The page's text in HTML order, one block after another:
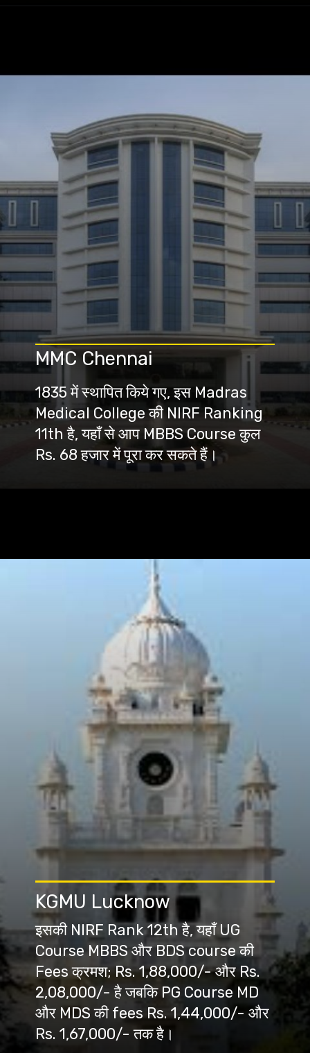
1835 में स्थापित किये गए, इस Madras
Medical College की NIRF Ranking
11th है, यहाँ से आप MBBS Course कुल
Rs. 68 हजार में पूरा कर सकते हैं।
MMC Chennai
इसकी NIRF Rank 12th है, यहाँ UG
Course MBBS और BDS course की
Fees क्रमश; Rs. 1,88,000/- और Rs.
2,08,000/- है जबकि PG Course MD
और MDS की fees Rs. 1,44,000/- और
KGMU Lucknow